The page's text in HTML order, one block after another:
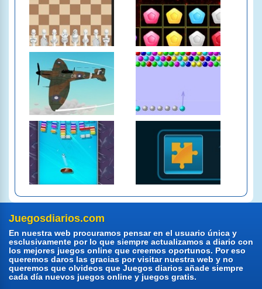
Juegosdiarios.com
En nuestra web procuramos pensar en el usuario única y
esclusivamente por lo que siempre actualizamos a diario con
los mejores juegos online que creemos oportunos. Por eso
queremos daros las gracias por visitar nuestra web y no
queremos que olvideos que Juegos diarios añade siempre
cada día nuevos juegos online y juegos gratis.